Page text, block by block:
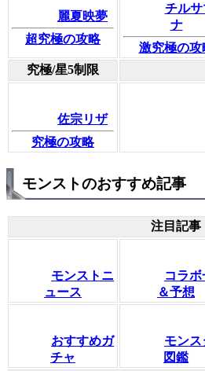
麗夏映夢
超究極の攻略
チルサ
ナ
激究極の攻
究極/星5制限
佐宗リザ
究極の攻略
モンストのおすすめ記事
注目記事
モンストニ
ュース
コラボ
＆予想
おすすめガ
チャ
モンス
図鑑